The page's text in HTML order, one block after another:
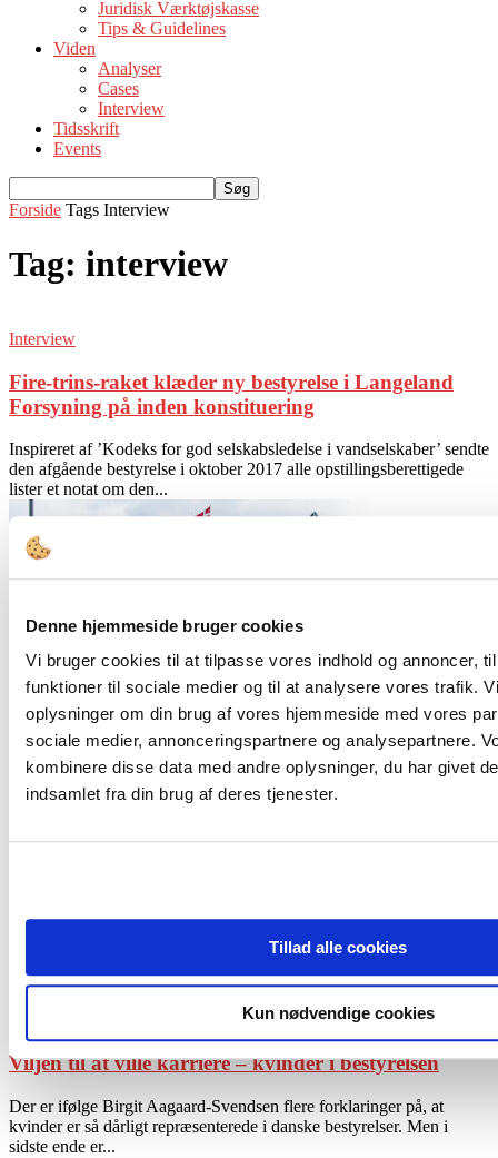
Denne hjemmeside bruger cookies
Vi bruger cookies til at tilpasse vores indhold og annoncer,
funktioner til sociale medier og til at analysere vores trafik.
oplysninger om din brug af vores hjemmeside med vores
sociale medier, annonceringspartnere og analysepartnere.
kombinere disse data med andre oplysninger, du har givet
indsamlet fra din brug af deres tjenester.
Tillad alle cookies
Kun nødvendige cookies
Juridisk Værktøjskasse
Tips & Guidelines
Viden
Analyser
Cases
Interview
Tidsskrift
Events
Forside Tags Interview
Tag: interview
Interview
Fire-trins-raket klæder ny bestyrelse i Langeland
Forsyning på inden konstituering
Inspireret af ’Kodeks for god selskabsledelse i vandselskaber’ sendte
den afgående bestyrelse i oktober 2017 alle opstillingsberettigede
lister et notat om den...
Interview
Behov for institutionalisering af kodeksarbejdet
Lars Liebst, adm. direktør for Tivoli A/S og bl.a. også formand for
TV2 A/S, kan med rette kaldes Danmarks „Mister Cultural
Viljen til at ville karriere – kvinder i bestyrelsen
Der er ifølge Birgit Aagaard-Svendsen flere forklaringer på, at
kvinder er så dårligt repræsenterede i danske bestyrelser. Men i
sidste ende er...